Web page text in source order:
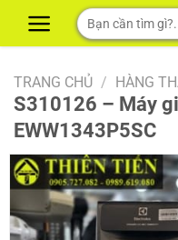
Tìm
kiếm:
TRANG CHỦ / HÀNG
S310126 – Máy
EWW1343P5SC